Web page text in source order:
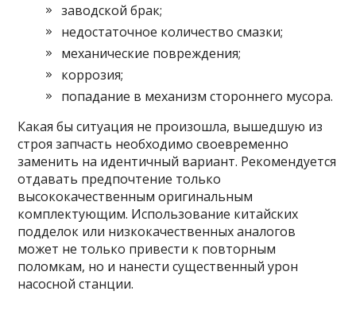
заводской брак;
недостаточное количество смазки;
механические повреждения;
коррозия;
попадание в механизм стороннего мусора.
Какая бы ситуация не произошла, вышедшую из
строя запчасть необходимо своевременно
заменить на идентичный вариант. Рекомендуется
отдавать предпочтение только
высококачественным оригинальным
комплектующим. Использование китайских
подделок или низкокачественных аналогов
может не только привести к повторным
поломкам, но и нанести существенный урон
насосной станции.